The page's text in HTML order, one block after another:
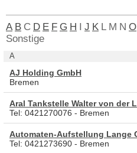
A B C D E F G H I J K L M N O
Sonstige
A
AJ Holding GmbH
Bremen
Aral Tankstelle Walter von der
Tel: 0421270076 - Bremen
Automaten-Aufstellung Lange
Tel: 0421273690 - Bremen